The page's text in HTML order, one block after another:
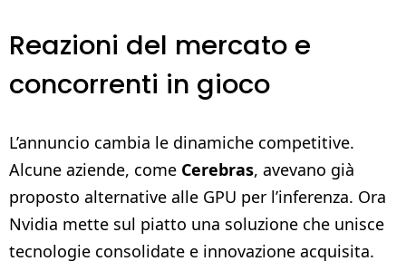
Reazioni del mercato e
concorrenti in gioco
L’annuncio cambia le dinamiche competitive.
Alcune aziende, come Cerebras, avevano già
proposto alternative alle GPU per l’inferenza. Ora
Nvidia mette sul piatto una soluzione che unisce
tecnologie consolidate e innovazione acquisita.